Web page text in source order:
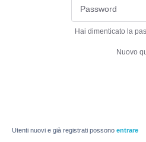
Hai dimenticato la
Nuovo
Utenti nuovi e già registrati possono entrare